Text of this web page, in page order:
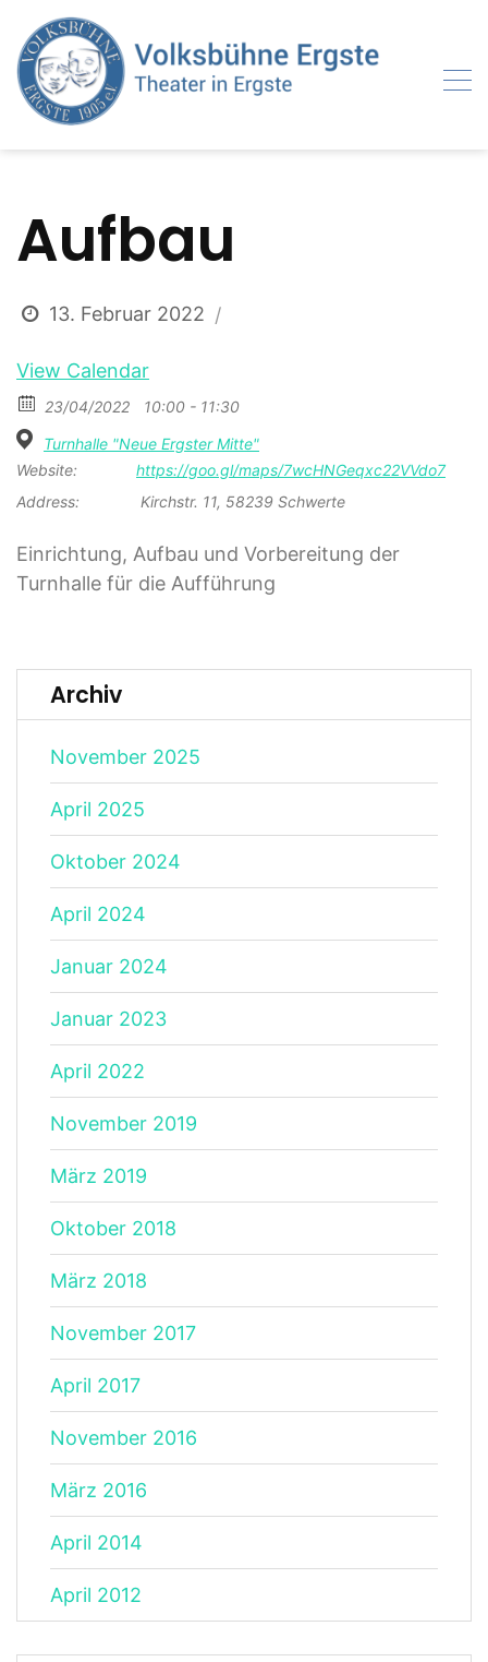
content
Aufbau
13. Februar 2022
View Calendar
23/04/2022
10:00 - 11:30
Turnhalle "Neue Ergster Mitte"
Website:
https://goo.gl/maps/7wcHNGeqxc22VVdo7
Address:
Kirchstr. 11, 58239 Schwerte
Einrichtung, Aufbau und Vorbereitung der
Turnhalle für die Aufführung
Archiv
November 2025
April 2025
Oktober 2024
April 2024
Januar 2024
Januar 2023
April 2022
November 2019
März 2019
Oktober 2018
März 2018
November 2017
April 2017
November 2016
März 2016
April 2014
April 2012